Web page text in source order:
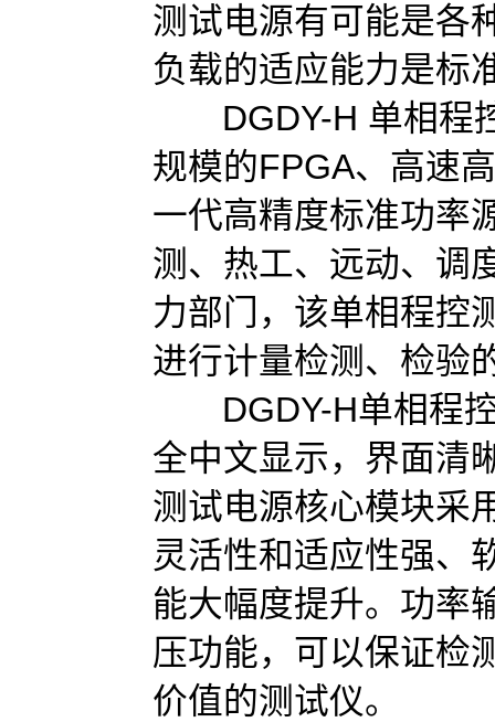
测试电源有可能是各
负载的适应能力是标
DGDY-H 单相程控
规模的FPGA、高速
一代高精度标准功率
测、热工、远动、调
力部门，该单相程控
进行计量检测、检验
DGDY-H单相程控
全中文显示，界面清
测试电源核心模块采
灵活性和适应性强、
能大幅度提升。功率
压功能，可以保证检
价值的测试仪。